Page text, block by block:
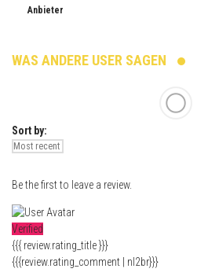
Anbieter
WAS ANDERE USER SAGEN
Sort by:
Be the first to leave a review.
Verified
{{{ review.rating_title }}}
{{{review.rating_comment | nl2br}}}